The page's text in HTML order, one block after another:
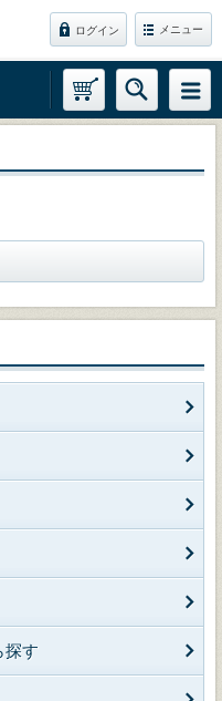
ログイン メニュー
探す